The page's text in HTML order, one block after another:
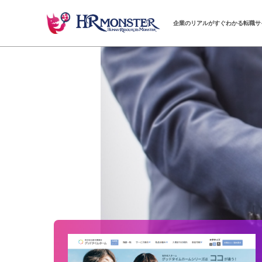
企業のリアルがすぐわかる転職